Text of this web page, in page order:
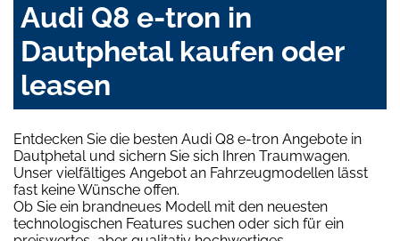
Audi Q8 e-tron in
Dautphetal kaufen oder
leasen
Entdecken Sie die besten Audi Q8 e-tron Angebote in
Dautphetal und sichern Sie sich Ihren Traumwagen.
Unser vielfältiges Angebot an Fahrzeugmodellen lässt
fast keine Wünsche offen.
Ob Sie ein brandneues Modell mit den neuesten
technologischen Features suchen oder sich für ein